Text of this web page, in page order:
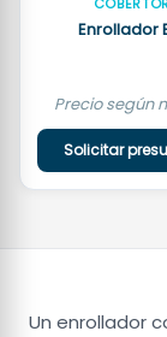
Enrollador
Precio según
Solicitar
Un enrollador